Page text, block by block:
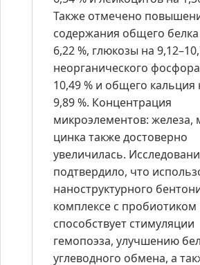
Также отмечено
содержания общего белка
6,22 %, глюкозы на
неорганического
10,49 % и общего кальция
9,89 %. Концентрация
микроэлементов: железа,
цинка также достоверно
увеличилась.
подтвердило, что
наноструктурного
комплексе с пробиотиком
способствует стимуляции
гемопоэза, улучшению
углеводного обмена, а